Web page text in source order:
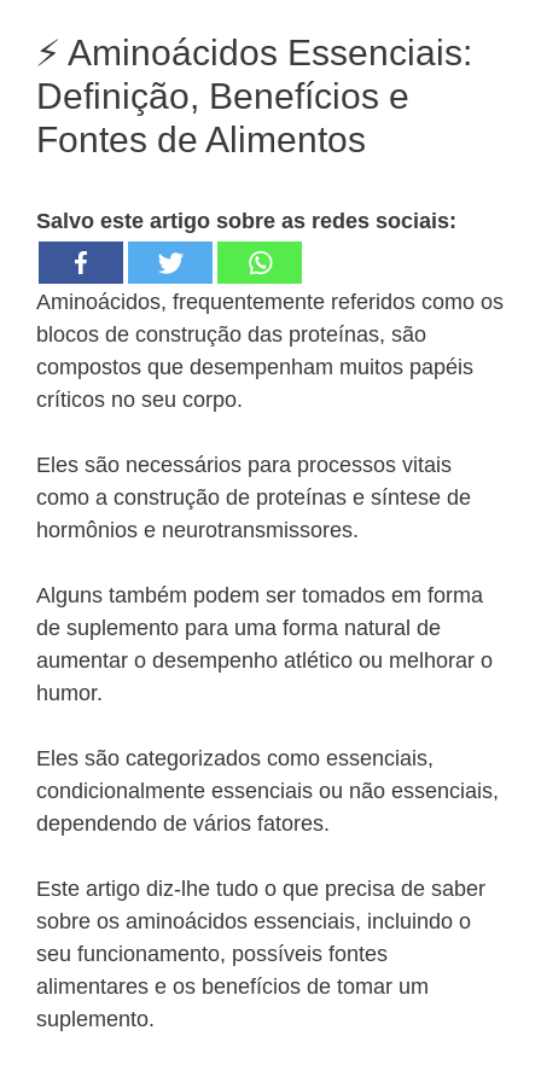
⚡ Aminoácidos Essenciais:
Definição, Benefícios e
Fontes de Alimentos
Salvo este artigo sobre as redes sociais:
Aminoácidos, frequentemente referidos como os
blocos de construção das proteínas, são
compostos que desempenham muitos papéis
críticos no seu corpo.
Eles são necessários para processos vitais
como a construção de proteínas e síntese de
hormônios e neurotransmissores.
Alguns também podem ser tomados em forma
de suplemento para uma forma natural de
aumentar o desempenho atlético ou melhorar o
humor.
Eles são categorizados como essenciais,
condicionalmente essenciais ou não essenciais,
dependendo de vários fatores.
Este artigo diz-lhe tudo o que precisa de saber
sobre os aminoácidos essenciais, incluindo o
seu funcionamento, possíveis fontes
alimentares e os benefícios de tomar um
suplemento.